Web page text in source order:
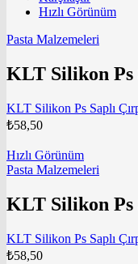
Hızlı Görünüm
Pasta Malzemeleri
KLT Silikon Ps
KLT Silikon Ps Saplı
₺58,50
Hızlı Görünüm
Pasta Malzemeleri
KLT Silikon Ps
KLT Silikon Ps Saplı
₺58,50